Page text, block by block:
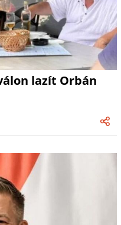
lazít Orbán